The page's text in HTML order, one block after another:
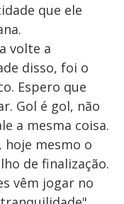
que ele
volte a
disso, foi o
Espero que
Gol é gol, não
a mesma coisa.
mesmo o
de finalização.
vêm jogar no